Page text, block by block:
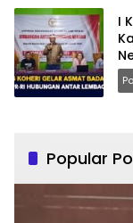
I
Popular